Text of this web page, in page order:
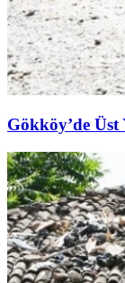
Gökköy’de Üst